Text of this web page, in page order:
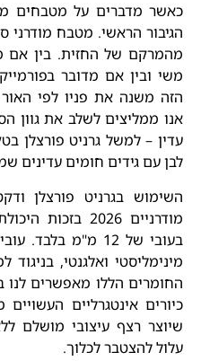
כאשר מדברים על מטבחים
הגיבור הראשי. מטבח
מהמרקם של החזית. בין אם
משי ובין אם מדובר
הזה משנה את פניו לפי
אנו ממליצים לשלב את גוון
עדין – למשל גרניט פורצלן
לבן עם גידים חומים עדינים
השימוש בגרניט פורצלן
מודרניים 2026
בעובי של 12 מ"מ
מינימליסטי ואלגנטי,
החומרים הללו מאפשרים
כיורים אינטגרליים
שיוצר רצף עיצובי מושלם
עלול להצטבר לכלוך.